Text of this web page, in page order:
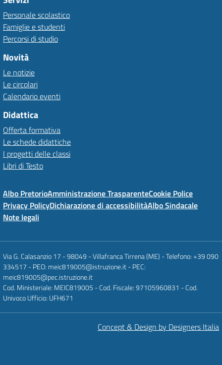
Personale scolastico
Famiglie e studenti
Percorsi di studio
Novità
Le notizie
Le circolari
Calendario eventi
Didattica
Offerta formativa
Le schede didattiche
I progetti delle classi
Libri di Testo
Albo PretorioAmministrazione TrasparenteCookie Police
Privacy PolicyDichiarazione di accessibilitàAlbo Sindacale
Note legali
Via G. Calasanzio 17 - 98049 - Villafranca Tirrena (ME) - Telefono: +39 090
334517 - PEO: meic819005@istruzione.it - PEC:
meic819005@pec.istruzione.it
Cod. Ministeriale: MEIC819005 - Cod. Fiscale: 97105960831 - Cod.
Univoco Ufficio: UFH671
Concept & Design by Designers Italia